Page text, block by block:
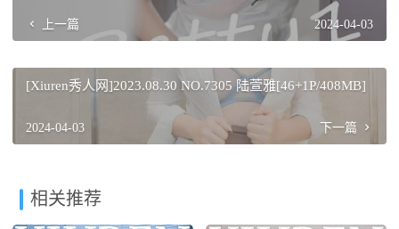
上一篇 2024-04-03
[Xiuren秀人网]2023.08.30 NO.7305 陆萱雅[46+1P/408MB]
2024-04-03 下一篇
相关推荐